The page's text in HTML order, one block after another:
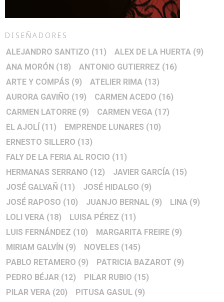
DISEÑADORES
ALEJANDRO SANTIZO (11) ALEX DE LA HUERTA (9)
ANA MORÓN (18) ANTONIO GUTIERREZ (16)
ARTE Y COMPÁS (9) ATELIER RIMA (13)
AURORA GAVIÑO (19) CARMEN ACEDO (16)
CARMEN LATORRE (9) CARMEN VEGA (17)
EL AJOLÍ (11) EMPRENDE LUNARES (10)
ERNESTO SILLERO (13)
FALY DE LA FERIA AL ROCIO (11)
HERMANAS SERRANO (12) JAVIER GARCÍA (15)
JOSÉ GALVAÑ (11) JOSÉ HIDALGO (9)
JOSÉ RAPOSO (10) JUANJO BERNAL (9) LINA (9)
LOLI VERA (18) LUISA PÉREZ (11)
LUIS FERNÁNDEZ (10) MARGARITA FREIRE (9)
MIRIAM GALVÍN (9) NOVELES (145)
PABLO RETAMERO (9) PATRICIA BAZAROT (9)
PEDRO BÉJAR (12) PILAR RUBIO (15)
PILAR VERA (20) PITUSA GASUL (9)